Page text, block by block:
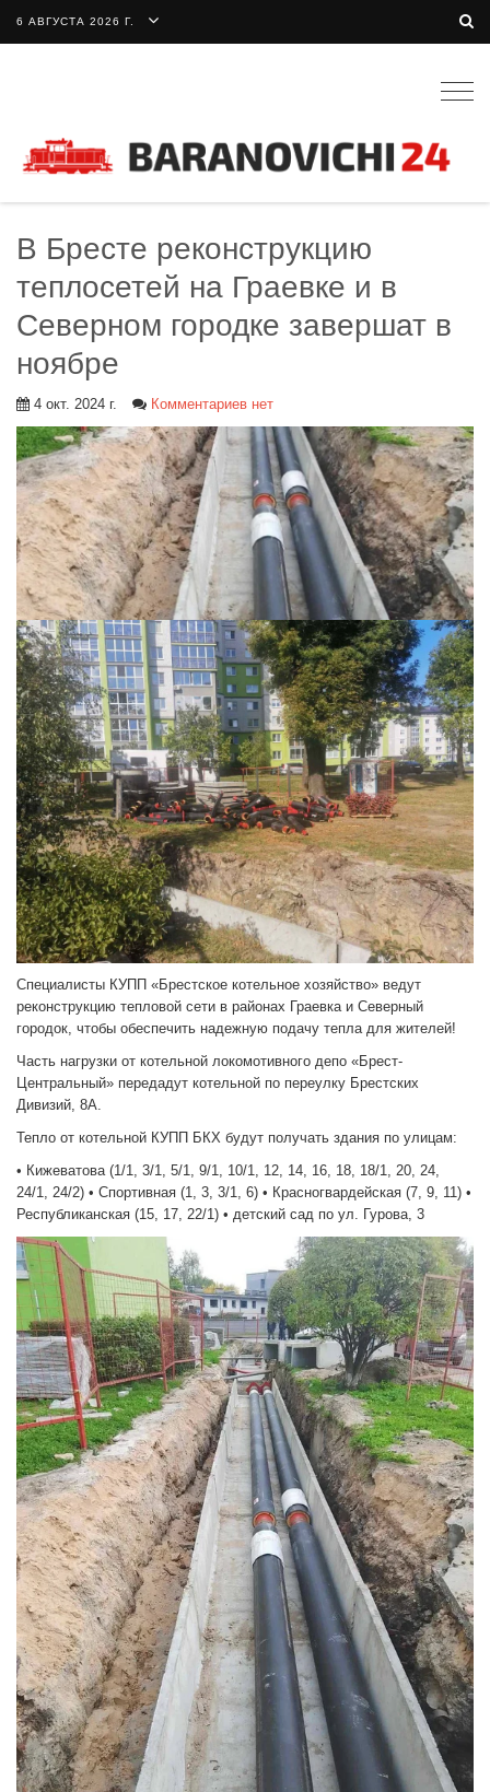
6 АВГУСТА 2026 Г.
В Бресте реконструкцию
теплосетей на Граевке и в
Северном городке завершат в
ноябре
4 окт. 2024 г. Комментариев нет
Специалисты КУПП «Брестское котельное хозяйство» ведут
реконструкцию тепловой сети в районах Граевка и Северный
городок, чтобы обеспечить надежную подачу тепла для жителей!
Часть нагрузки от котельной локомотивного депо «Брест-
Центральный» передадут котельной по переулку Брестских
Дивизий, 8А.
Тепло от котельной КУПП БКХ будут получать здания по улицам:
• Кижеватова (1/1, 3/1, 5/1, 9/1, 10/1, 12, 14, 16, 18, 18/1, 20, 24,
24/1, 24/2) • Спортивная (1, 3, 3/1, 6) • Красногвардейская (7, 9, 11) •
Республиканская (15, 17, 22/1) • детский сад по ул. Гурова, 3